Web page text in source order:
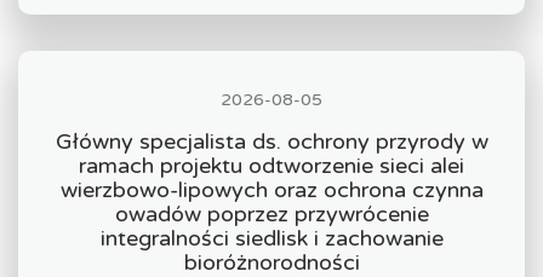
2026-08-05
Główny specjalista ds. ochrony przyrody w
ramach projektu odtworzenie sieci alei
wierzbowo-lipowych oraz ochrona czynna
owadów poprzez przywrócenie
integralności siedlisk i zachowanie
bioróżnorodności